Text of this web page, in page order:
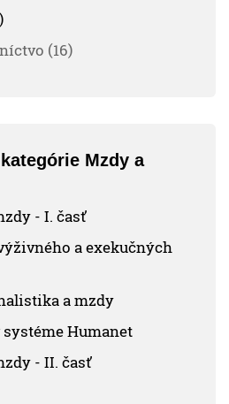
(16)
Mzdy a
- I. časť
a exekučných
a mzdy
Humanet
- II. časť